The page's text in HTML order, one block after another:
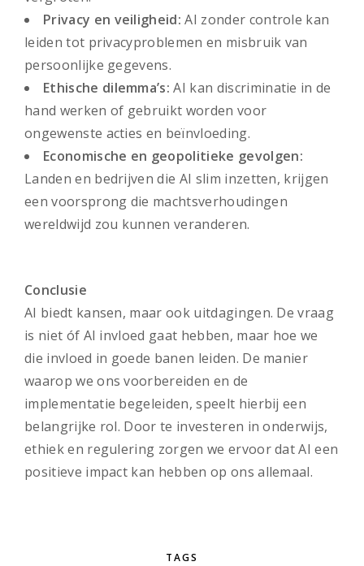
Privacy en veiligheid:AI zonder controle kan
leiden tot privacyproblemen en misbruik van
persoonlijke gegevens.
Ethische dilemma’s:AI kan discriminatie in de
hand werken of gebruikt worden voor
ongewenste acties en beïnvloeding.
Economische en geopolitieke gevolgen:
Landen en bedrijven die AI slim inzetten, krijgen
een voorsprong die machtsverhoudingen
wereldwijd zou kunnen veranderen.
Conclusie
AI biedt kansen, maar ook uitdagingen. De vraag
is niet óf AI invloed gaat hebben, maar hoe we
die invloed in goede banen leiden. De manier
waarop we ons voorbereiden en de
implementatie begeleiden, speelt hierbij een
belangrijke rol. Door te investeren in onderwijs,
ethiek en regulering zorgen we ervoor dat AI een
positieve impact kan hebben op ons allemaal.
TAGS